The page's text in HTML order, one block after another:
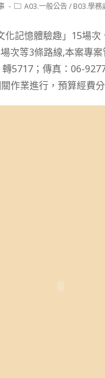
PostA03.一般公告/ B03.學務
記憶體驗趣」15場
次等3條路線,本案專
5717；傳真：06-
作業進行，預算經費